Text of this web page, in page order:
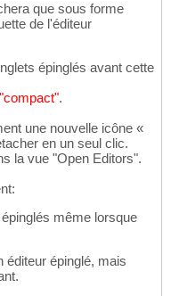
que sous forme
de l'éditeur
épinglés avant cette
"compact".
une nouvelle icône «
en un seul clic.
la vue "Open Editors".
même lorsque
éditeur épinglé, mais